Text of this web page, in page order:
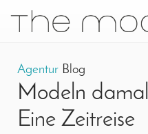
Navigation
Agentur Blog
Modeln
Eine Zeitreise